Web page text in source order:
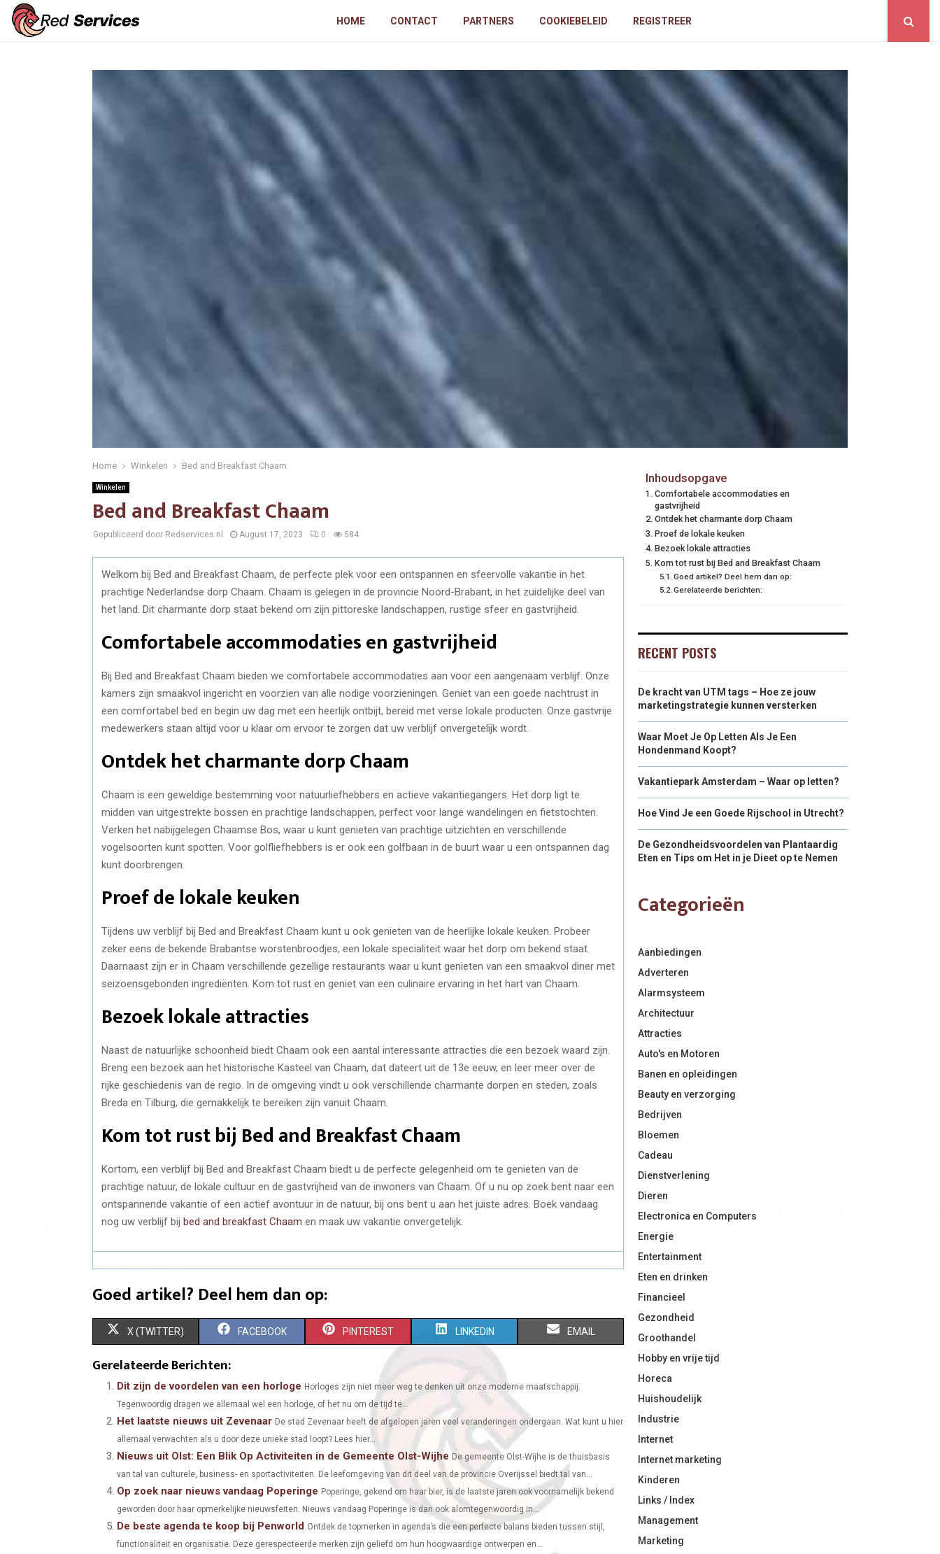
HOME CONTACT PARTNERS COOKIEBELEID REGISTREER
Home Winkelen Bed and Breakfast Chaam
Winkelen
Bed and Breakfast Chaam
Gepubliceerd door Redservices.nl August 17, 2023 0 584
Welkom bij Bed and Breakfast Chaam, de perfecte plek voor een ontspannen en sfeervolle vakantie in het
prachtige Nederlandse dorp Chaam. Chaam is gelegen in de provincie Noord-Brabant, in het zuidelijke deel van
het land. Dit charmante dorp staat bekend om zijn pittoreske landschappen, rustige sfeer en gastvrijheid.
Comfortabele accommodaties en gastvrijheid
Bij Bed and Breakfast Chaam bieden we comfortabele accommodaties aan voor een aangenaam verblijf. Onze
kamers zijn smaakvol ingericht en voorzien van alle nodige voorzieningen. Geniet van een goede nachtrust in
een comfortabel bed en begin uw dag met een heerlijk ontbijt, bereid met verse lokale producten. Onze gastvrije
medewerkers staan altijd voor u klaar om ervoor te zorgen dat uw verblijf onvergetelijk wordt.
Ontdek het charmante dorp Chaam
Chaam is een geweldige bestemming voor natuurliefhebbers en actieve vakantiegangers. Het dorp ligt te
midden van uitgestrekte bossen en prachtige landschappen, perfect voor lange wandelingen en fietstochten.
Verken het nabijgelegen Chaamse Bos, waar u kunt genieten van prachtige uitzichten en verschillende
vogelsoorten kunt spotten. Voor golfliefhebbers is er ook een golfbaan in de buurt waar u een ontspannen dag
kunt doorbrengen.
Proef de lokale keuken
Tijdens uw verblijf bij Bed and Breakfast Chaam kunt u ook genieten van de heerlijke lokale keuken. Probeer
zeker eens de bekende Brabantse worstenbroodjes, een lokale specialiteit waar het dorp om bekend staat.
Daarnaast zijn er in Chaam verschillende gezellige restaurants waar u kunt genieten van een smaakvol diner met
seizoensgebonden ingrediënten. Kom tot rust en geniet van een culinaire ervaring in het hart van Chaam.
Bezoek lokale attracties
Naast de natuurlijke schoonheid biedt Chaam ook een aantal interessante attracties die een bezoek waard zijn.
Breng een bezoek aan het historische Kasteel van Chaam, dat dateert uit de 13e eeuw, en leer meer over de
rijke geschiedenis van de regio. In de omgeving vindt u ook verschillende charmante dorpen en steden, zoals
Breda en Tilburg, die gemakkelijk te bereiken zijn vanuit Chaam.
Kom tot rust bij Bed and Breakfast Chaam
Kortom, een verblijf bij Bed and Breakfast Chaam biedt u de perfecte gelegenheid om te genieten van de
prachtige natuur, de lokale cultuur en de gastvrijheid van de inwoners van Chaam. Of u nu op zoek bent naar een
ontspannende vakantie of een actief avontuur in de natuur, bij ons bent u aan het juiste adres. Boek vandaag
nog uw verblijf bij bed and breakfast Chaam en maak uw vakantie onvergetelijk.
Goed artikel? Deel hem dan op:
S
A
R
O
X (TWITTER) S
R
O
FACEBOOK S
A
R
O
PINTEREST S
A
R
O
LINKEDIN S
O
EMAIL
Gerelateerde Berichten:
Dit zijn de voordelen van een horloge Horloges zijn niet meer weg te denken uit onze moderne maatschappij.
Tegenwoordig dragen we allemaal wel een horloge, of het nu om de tijd te...
Het laatste nieuws uit Zevenaar De stad Zevenaar heeft de afgelopen jaren veel veranderingen ondergaan. Wat kunt u hier
allemaal verwachten als u door deze unieke stad loopt? Lees hier...
Nieuws uit Olst: Een Blik Op Activiteiten in de Gemeente Olst-Wijhe De gemeente Olst-Wijhe is de thuisbasis
van tal van culturele, business- en sportactiviteiten. De leefomgeving van dit deel van de provincie Overijssel biedt tal van...
Op zoek naar nieuws vandaag Poperinge Poperinge, gekend om haar bier, is de laatste jaren ook voornamelijk bekend
geworden door haar opmerkelijke nieuwsfeiten. Nieuws vandaag Poperinge is dan ook alomtegenwoordig in...
De beste agenda te koop bij Penworld Ontdek de topmerken in agenda’s die een perfecte balans bieden tussen stijl,
functionaliteit en organisatie. Deze gerespecteerde merken zijn geliefd om hun hoogwaardige ontwerpen en...
Inhoudsopgave
Comfortabele accommodaties en
gastvrijheid
Ontdek het charmante dorp Chaam
Proef de lokale keuken
Bezoek lokale attracties
Kom tot rust bij Bed and Breakfast Chaam
Goed artikel? Deel hem dan op:
Gerelateerde berichten:
RECENT POSTS
De kracht van UTM tags – Hoe ze jouw
marketingstrategie kunnen versterken
Waar Moet Je Op Letten Als Je Een
Hondenmand Koopt?
Vakantiepark Amsterdam – Waar op letten?
Hoe Vind Je een Goede Rijschool in Utrecht?
De Gezondheidsvoordelen van Plantaardig
Eten en Tips om Het in je Dieet op te Nemen
Categorieën
Aanbiedingen
Adverteren
Alarmsysteem
Architectuur
Attracties
Auto's en Motoren
Banen en opleidingen
Beauty en verzorging
Bedrijven
Bloemen
Cadeau
Dienstverlening
Dieren
Electronica en Computers
Energie
Entertainment
Eten en drinken
Financieel
Gezondheid
Groothandel
Hobby en vrije tijd
Horeca
Huishoudelijk
Industrie
Internet
Internet marketing
Kinderen
Links / Index
Management
Marketing